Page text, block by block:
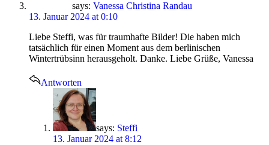
says: Vanessa Christina Randau
13. Januar 2024 at 0:10
Liebe Steffi, was für traumhafte Bilder! Die haben mich
tatsächlich für einen Moment aus dem berlinischen
Wintertrübsinn herausgeholt. Danke. Liebe Grüße, Vanessa
Antworten
says: Steffi
13. Januar 2024 at 8:12